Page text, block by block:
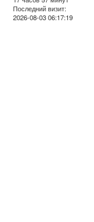
Последний визит:
2026-08-03 06:17:19